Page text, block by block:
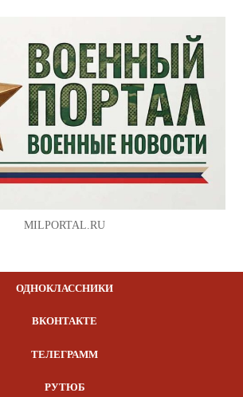
MILPORTAL.RU
ОДНОКЛАССНИКИ
ВКОНТАКТЕ
ТЕЛЕГРАММ
РУТЮБ